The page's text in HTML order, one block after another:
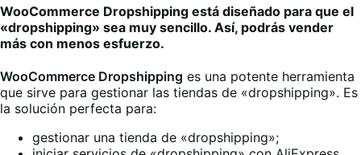
WooCommerce Dropshipping está diseñado para que el
«dropshipping» sea muy sencillo. Así, podrás vender
más con menos esfuerzo.
WooCommerce Dropshipping es una potente herramienta
que sirve para gestionar las tiendas de «dropshipping». Es
la solución perfecta para:
gestionar una tienda de «dropshipping»;